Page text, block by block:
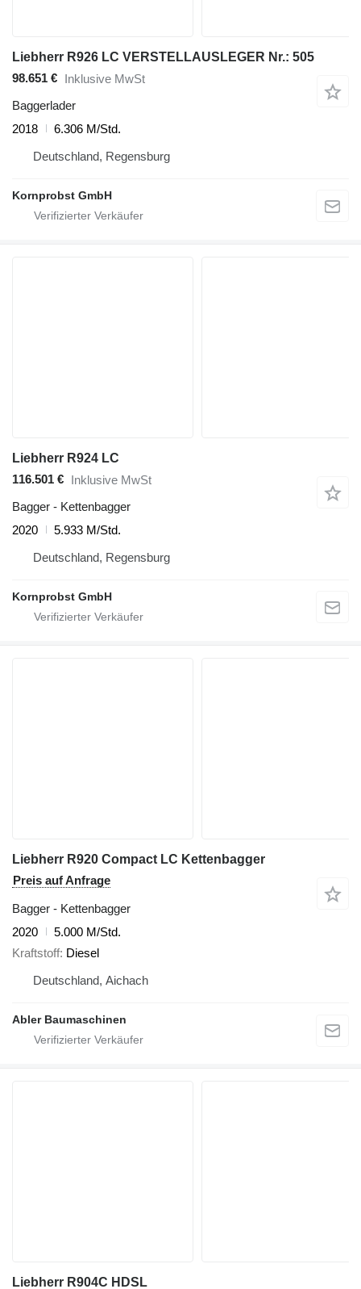
Liebherr R926 LC VERSTELLAUSLEGER Nr.: 505
98.651 € Inklusive MwSt
Baggerlader
2018
6.306 M/Std.
Deutschland, Regensburg
Kornprobst GmbH
Liebherr R924 LC
116.501 € Inklusive MwSt
Bagger - Kettenbagger
2020
5.933 M/Std.
Deutschland, Regensburg
Kornprobst GmbH
Liebherr R920 Compact LC Kettenbagger
Preis auf Anfrage
Bagger - Kettenbagger
2020
5.000 M/Std.
Kraftstoff Diesel
Deutschland, Aichach
Abler Baumaschinen
Liebherr R904C HDSL